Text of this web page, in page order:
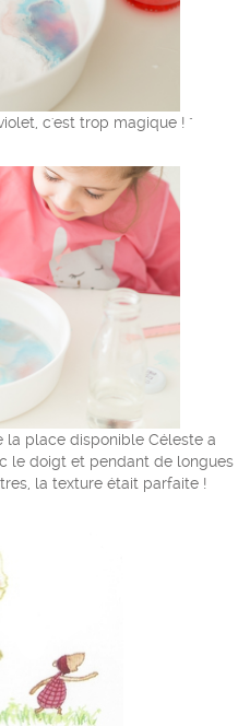
c'est trop magique ! "
la place disponible Céleste a
le doigt et pendant de longues
la texture était parfaite !